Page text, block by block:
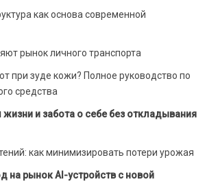
как основа современной
рынок личного транспорта
при зуде кожи? Полное руководство по
средства
и забота о себе без откладывания
как минимизировать потери урожая
на рынок AI-устройств с новой